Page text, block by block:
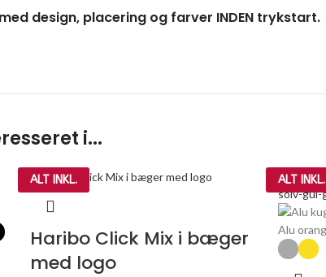
design, placering og farver INDEN trykstart.
i...
ALT INKL.
Haribo Click Mix i bæger
med logo
ALT INKL.